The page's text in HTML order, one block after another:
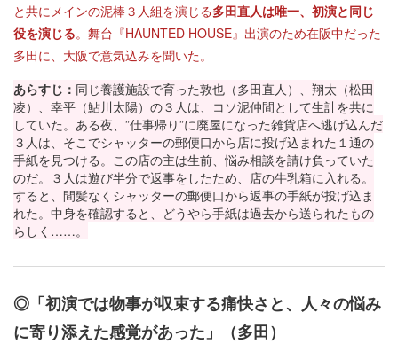
と共にメインの泥棒３人組を演じる多田直人は唯一、初演と同じ
役を演じる。舞台『HAUNTED HOUSE』出演のため在阪中だった
多田に、大阪で意気込みを聞いた。
あらすじ： 同じ養護施設で育った敦也（多田直人）、翔太（松田
凌）、幸平（鮎川太陽）の３人は、コソ泥仲間として生計を共に
していた。ある夜、”仕事帰り”に廃屋になった雑貨店へ逃げ込んだ
３人は、そこでシャッターの郵便口から店に投げ込まれた１通の
手紙を見つける。この店の主は生前、悩み相談を請け負っていた
のだ。３人は遊び半分で返事をしたため、店の牛乳箱に入れる。
すると、間髪なくシャッターの郵便口から返事の手紙が投げ込ま
れた。中身を確認すると、どうやら手紙は過去から送られたもの
らしく……。
◎「初演では物事が収束する痛快さと、人々の悩み
に寄り添えた感覚があった」（多田）